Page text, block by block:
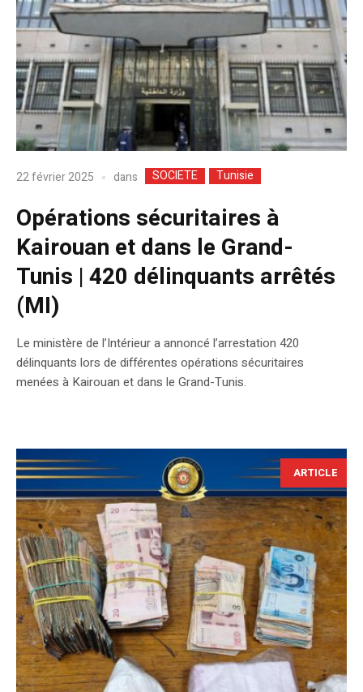
22 février 2025 dans SOCIETE Tunisie
Opérations sécuritaires à
Kairouan et dans le Grand-
Tunis | 420 délinquants arrêtés
(MI)
Le ministère de l’Intérieur a annoncé l’arrestation 420
délinquants lors de différentes opérations sécuritaires
menées à Kairouan et dans le Grand-Tunis.
ARTICLE